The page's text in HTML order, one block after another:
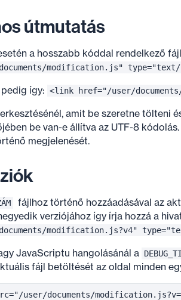
útmutatás
a hosszabb kóddal rendelkező
modification.js"
így: <link href="/user/
amit be szeretne tölteni
be van-e állítva az UTF-8
megjelenését.
fájlhoz történő hozzáadásával az
verziójához így írja hozzá a
modification.js?v4"
JavaScriptu hangolásánál a
fájl betöltését az oldal minden